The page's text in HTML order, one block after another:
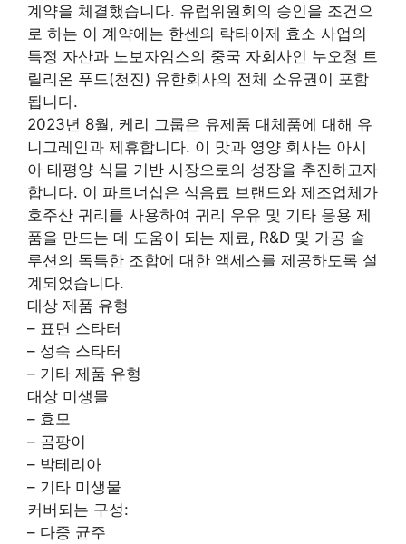
계약을 체결했습니다. 유럽위원회의 승인을 조건으
로 하는 이 계약에는 한센의 락타아제 효소 사업의
특정 자산과 노보자임스의 중국 자회사인 누오청 트
릴리온 푸드(천진) 유한회사의 전체 소유권이 포함
됩니다.
2023년 8월, 케리 그룹은 유제품 대체품에 대해 유
니그레인과 제휴합니다. 이 맛과 영양 회사는 아시
아 태평양 식물 기반 시장으로의 성장을 추진하고자
합니다. 이 파트너십은 식음료 브랜드와 제조업체가
호주산 귀리를 사용하여 귀리 우유 및 기타 응용 제
품을 만드는 데 도움이 되는 재료, R&D 및 가공 솔
루션의 독특한 조합에 대한 액세스를 제공하도록 설
계되었습니다.
대상 제품 유형
– 표면 스타터
– 성숙 스타터
– 기타 제품 유형
대상 미생물
– 효모
– 곰팡이
– 박테리아
– 기타 미생물
커버되는 구성:
– 다중 균주